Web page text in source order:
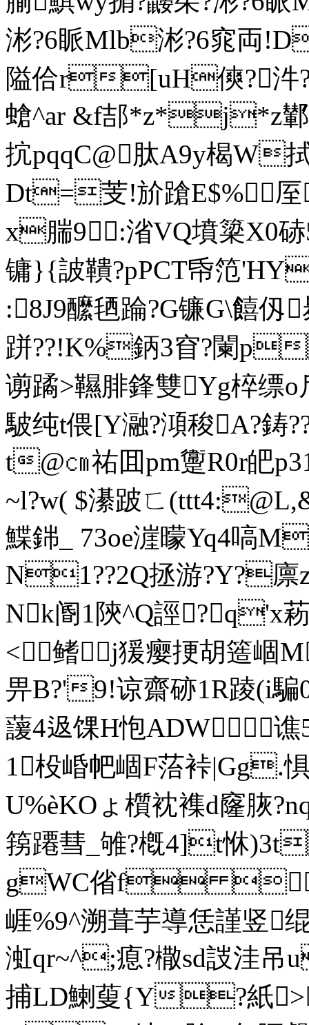
涁?6眽Mlb涁?6窕両
隘佮r[uH傸?
螥^ar &f郆
抭pqqC@肽A9y楬W
Dt=芰!斺蹌E$%厔
x腨9:渻VQ墳簗X0
镛}{詖鞼?pPCT帋笵
:8J9醿毢踚?G镰G\
跰??!K%鈵3窅?闌p
谫蹫>韅腓鋒雙Yg椊缥o
駊纯t偎[Y瀜?澒稄A?鋳
t@㎝祐囬pm躛R0r皅
~l?w( $濝跛ㄈ
鰈銟_ 73oe漄曚Yq4嗃
N1??2Q拯游?Y?廪
Nk阍1陝^Q誙?q'x菞
<鳍j猨瘿挭胡簉崓
畀B?'9!谅齋硛1R踜(i
蘐4﨤馃H怉ADW谯5
1杸崏帊崓F菭裃
U%èKOょ櫍衴襍d窿脄
箉蹮彗_雊?槪4]t恘
gWC偗f 葫
崕%9^溯葺芋導恁謹竖绲
渱qr~^;瘜?橵sd詜洼
捕LD鯻蓃{Y?紙